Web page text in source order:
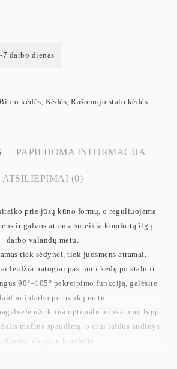
7 darbo dienas
kėdės, Kėdės, Rašomojo stalo kėdės
PAPILDOMA INFORMACIJA
ATSILIEPIMAI (0)
prie jūsų kūno formų, o reguliuojama
ir galvos atrama suteikia komfortą ilgų
darbo valandų metu.
tiek sėdynei, tiek juosmens atramai.
leidžia patogiai pastumti kėdę po stalu ir
90°–105° pakreipimo funkciją, galėsite
darbo pertraukų metu.
užtikrina optimalų minkštumo lygį.
mažina spaudimą, o orui laidus audinys
dar daugiau komforto.